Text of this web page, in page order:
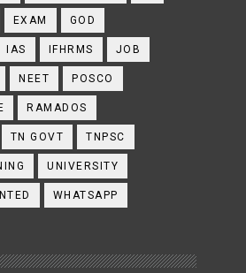
EXAM GOD
IAS IFHRMS JOB
NEET POSCO
RAMADOS
TN GOVT TNPSC
UNIVERSITY
WHATSAPP